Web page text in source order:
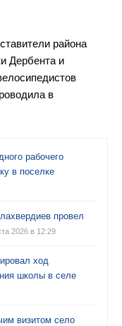
района
Дербента и
в
рабочего
в поселке
провел
2026 в 12:29
ход
школы в селе
визитом село